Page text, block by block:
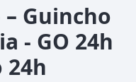
Guincho
- GO 24h
24h